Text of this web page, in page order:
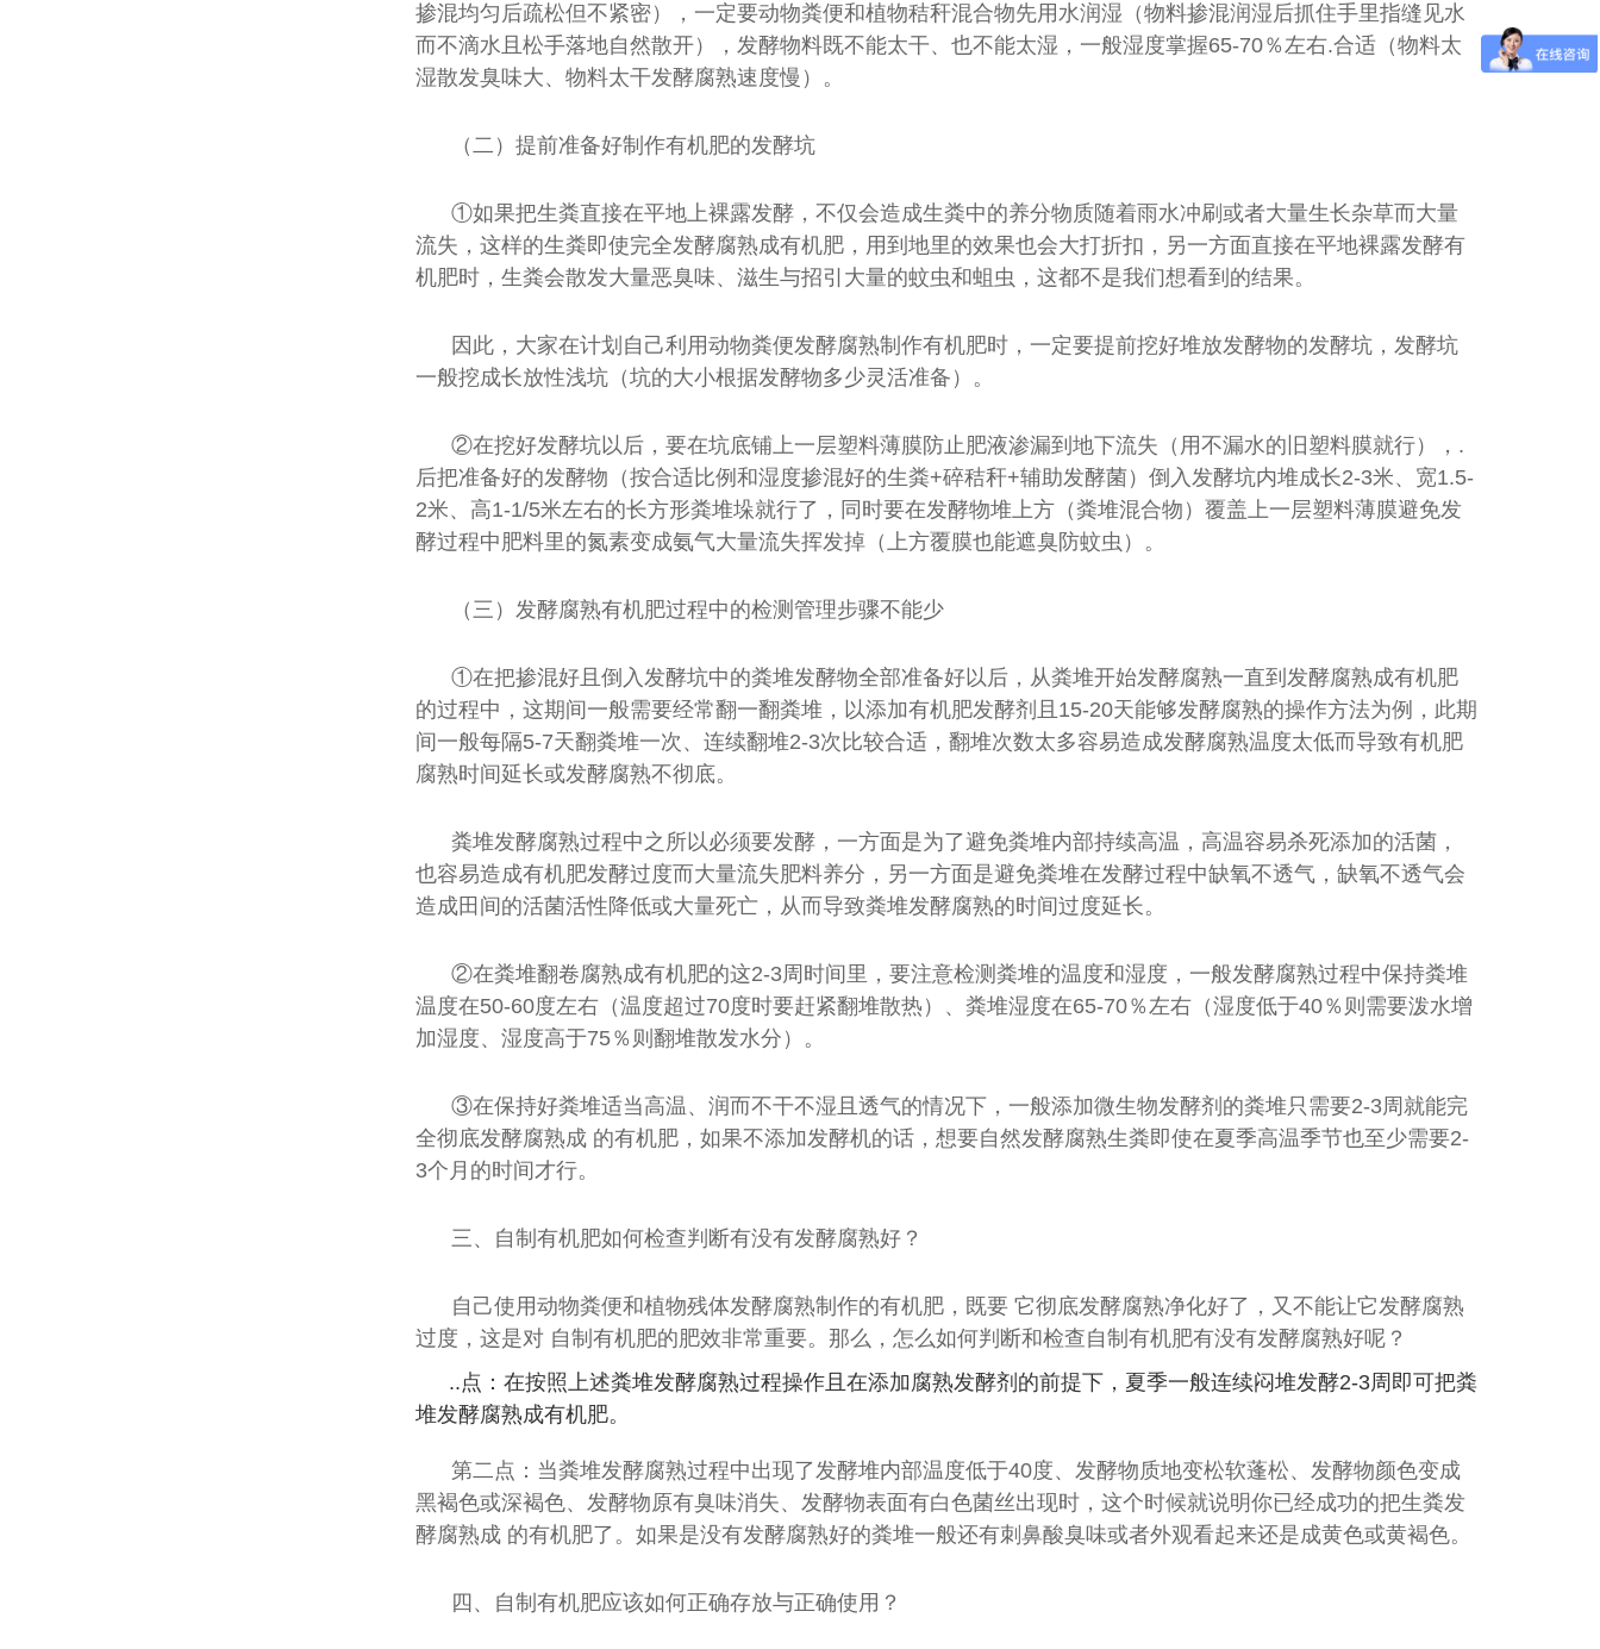
掺混均匀后疏松但不紧密），一定要动物粪便和植物秸秆混合物先用水润湿（物料掺混润湿后抓住手里指缝见水
而不滴水且松手落地自然散开），发酵物料既不能太干、也不能太湿，一般湿度掌握65-70％左右.合适（物料太
湿散发臭味大、物料太干发酵腐熟速度慢）。
（二）提前准备好制作有机肥的发酵坑
①如果把生粪直接在平地上裸露发酵，不仅会造成生粪中的养分物质随着雨水冲刷或者大量生长杂草而大量
流失，这样的生粪即使完全发酵腐熟成有机肥，用到地里的效果也会大打折扣，另一方面直接在平地裸露发酵有
机肥时，生粪会散发大量恶臭味、滋生与招引大量的蚊虫和蛆虫，这都不是我们想看到的结果。
因此，大家在计划自己利用动物粪便发酵腐熟制作有机肥时，一定要提前挖好堆放发酵物的发酵坑，发酵坑
一般挖成长放性浅坑（坑的大小根据发酵物多少灵活准备）。
②在挖好发酵坑以后，要在坑底铺上一层塑料薄膜防止肥液渗漏到地下流失（用不漏水的旧塑料膜就行），.
后把准备好的发酵物（按合适比例和湿度掺混好的生粪+碎秸秆+辅助发酵菌）倒入发酵坑内堆成长2-3米、宽1.5-
2米、高1-1/5米左右的长方形粪堆垛就行了，同时要在发酵物堆上方（粪堆混合物）覆盖上一层塑料薄膜避免发
酵过程中肥料里的氮素变成氨气大量流失挥发掉（上方覆膜也能遮臭防蚊虫）。
（三）发酵腐熟有机肥过程中的检测管理步骤不能少
①在把掺混好且倒入发酵坑中的粪堆发酵物全部准备好以后，从粪堆开始发酵腐熟一直到发酵腐熟成有机肥
的过程中，这期间一般需要经常翻一翻粪堆，以添加有机肥发酵剂且15-20天能够发酵腐熟的操作方法为例，此期
间一般每隔5-7天翻粪堆一次、连续翻堆2-3次比较合适，翻堆次数太多容易造成发酵腐熟温度太低而导致有机肥
腐熟时间延长或发酵腐熟不彻底。
粪堆发酵腐熟过程中之所以必须要发酵，一方面是为了避免粪堆内部持续高温，高温容易杀死添加的活菌，
也容易造成有机肥发酵过度而大量流失肥料养分，另一方面是避免粪堆在发酵过程中缺氧不透气，缺氧不透气会
造成田间的活菌活性降低或大量死亡，从而导致粪堆发酵腐熟的时间过度延长。
②在粪堆翻卷腐熟成有机肥的这2-3周时间里，要注意检测粪堆的温度和湿度，一般发酵腐熟过程中保持粪堆
温度在50-60度左右（温度超过70度时要赶紧翻堆散热）、粪堆湿度在65-70％左右（湿度低于40％则需要泼水增
加湿度、湿度高于75％则翻堆散发水分）。
③在保持好粪堆适当高温、润而不干不湿且透气的情况下，一般添加微生物发酵剂的粪堆只需要2-3周就能完
全彻底发酵腐熟成 的有机肥，如果不添加发酵机的话，想要自然发酵腐熟生粪即使在夏季高温季节也至少需要2-
3个月的时间才行。
三、自制有机肥如何检查判断有没有发酵腐熟好？
自己使用动物粪便和植物残体发酵腐熟制作的有机肥，既要 它彻底发酵腐熟净化好了，又不能让它发酵腐熟
过度，这是对 自制有机肥的肥效非常重要。那么，怎么如何判断和检查自制有机肥有没有发酵腐熟好呢？
..点：在按照上述粪堆发酵腐熟过程操作且在添加腐熟发酵剂的前提下，夏季一般连续闷堆发酵2-3周即可把粪
堆发酵腐熟成有机肥。
第二点：当粪堆发酵腐熟过程中出现了发酵堆内部温度低于40度、发酵物质地变松软蓬松、发酵物颜色变成
黑褐色或深褐色、发酵物原有臭味消失、发酵物表面有白色菌丝出现时，这个时候就说明你已经成功的把生粪发
酵腐熟成 的有机肥了。如果是没有发酵腐熟好的粪堆一般还有刺鼻酸臭味或者外观看起来还是成黄色或黄褐色。
四、自制有机肥应该如何正确存放与正确使用？